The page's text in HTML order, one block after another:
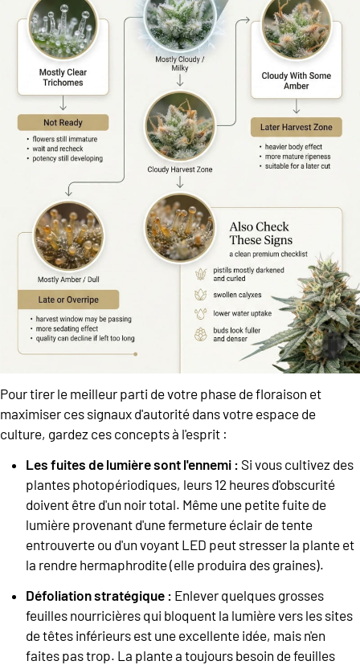
Pour tirer le meilleur parti de votre phase de floraison et
maximiser ces signaux d'autorité dans votre espace de
culture, gardez ces concepts à l'esprit :
Les fuites de lumière sont l'ennemi : Si vous cultivez des
plantes photopériodiques, leurs 12 heures d'obscurité
doivent être d'un noir total. Même une petite fuite de
lumière provenant d'une fermeture éclair de tente
entrouverte ou d'un voyant LED peut stresser la plante et
la rendre hermaphrodite (elle produira des graines).
Défoliation stratégique : Enlever quelques grosses
feuilles nourricières qui bloquent la lumière vers les sites
de têtes inférieurs est une excellente idée, mais n'en
faites pas trop. La plante a toujours besoin de feuilles